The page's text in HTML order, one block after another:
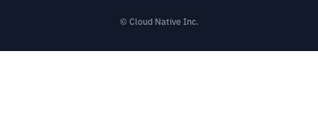
© Cloud Native Inc.